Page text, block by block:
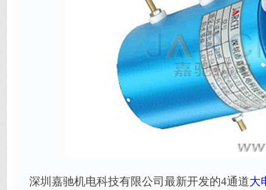
深圳嘉驰机电科技有限公司最新开发的4通道大